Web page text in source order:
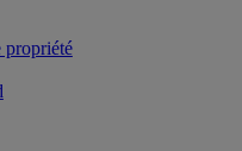
propriété